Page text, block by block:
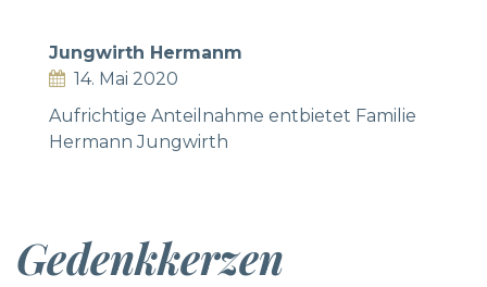
Jungwirth Hermanm
14. Mai 2020
Aufrichtige Anteilnahme entbietet Familie
Hermann Jungwirth
Gedenkkerzen